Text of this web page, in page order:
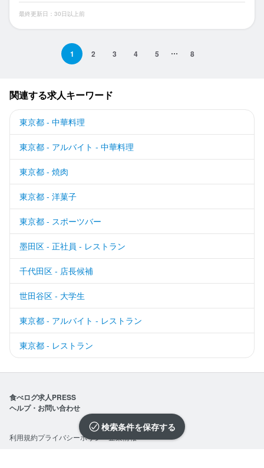
最終更新日：30日以上前
1 2 3 4 5 8
検索条件を保存
関連する求人キーワード
東京都 - 中華料理
東京都 - アルバイト - 中華料理
東京都 - 焼肉
東京都 - 洋菓子
東京都 - スポーツバー
墨田区 - 正社員 - レストラン
千代田区 - 店長候補
世田谷区 - 大学生
東京都 - アルバイト - レストラン
東京都 - レストラン
食べログ求人PRESS
ヘルプ・お問い合わせ
利用規約プライバシーポリシー